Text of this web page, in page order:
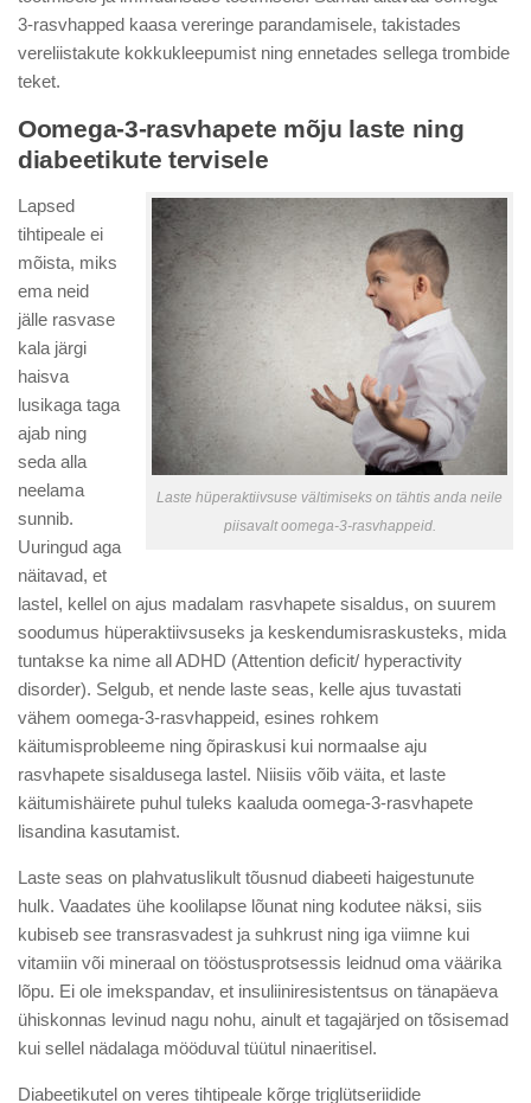
3-rasvhapped kaasa vereringe parandamisele, takistades
vereliistakute kokkukleepumist ning ennetades sellega trombide
teket.
Oomega-3-rasvhapete mõju laste ning
diabeetikute tervisele
Laste hüperaktiivsuse vältimiseks on tähtis anda neile
piisavalt oomega-3-rasvhappeid.
Lapsed
tihtipeale ei
mõista, miks
ema neid
jälle rasvase
kala järgi
haisva
lusikaga taga
ajab ning
seda alla
neelama
sunnib.
Uuringud aga
näitavad, et
lastel, kellel on ajus madalam rasvhapete sisaldus, on suurem
soodumus hüperaktiivsuseks ja keskendumisraskusteks, mida
tuntakse ka nime all ADHD (Attention deficit/ hyperactivity
disorder). Selgub, et nende laste seas, kelle ajus tuvastati
vähem oomega-3-rasvhappeid, esines rohkem
käitumisprobleeme ning õpiraskusi kui normaalse aju
rasvhapete sisaldusega lastel. Niisiis võib väita, et laste
käitumishäirete puhul tuleks kaaluda oomega-3-rasvhapete
lisandina kasutamist.
Laste seas on plahvatuslikult tõusnud diabeeti haigestunute
hulk. Vaadates ühe koolilapse lõunat ning kodutee näksi, siis
kubiseb see transrasvadest ja suhkrust ning iga viimne kui
vitamiin või mineraal on tööstusprotsessis leidnud oma väärika
lõpu. Ei ole imekspandav, et insuliiniresistentsus on tänapäeva
ühiskonnas levinud nagu nohu, ainult et tagajärjed on tõsisemad
kui sellel nädalaga mööduval tüütul ninaeritisel.
Diabeetikutel on veres tihtipeale kõrge triglütseriidide